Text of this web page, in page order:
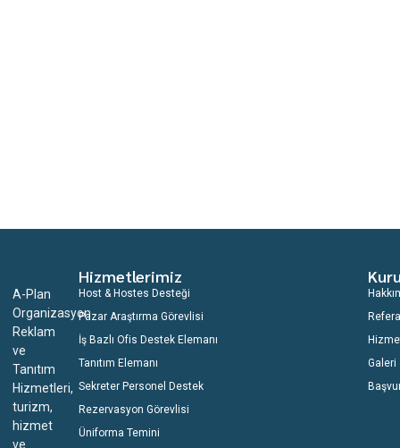
A-Plan
Organizasyon
Reklam
ve
Tanıtım
Hizmetleri,
turizm,
hizmet
ve
Hizmetlerimiz
Host & Hostes Desteği
Pazar Araştırma Görevlisi
İş Bazlı Ofis Destek Elemanı
Tanıtım Elemanı
Sekreter Personel Destek
Rezervasyon Görevlisi
Üniforma Temini
Galeri